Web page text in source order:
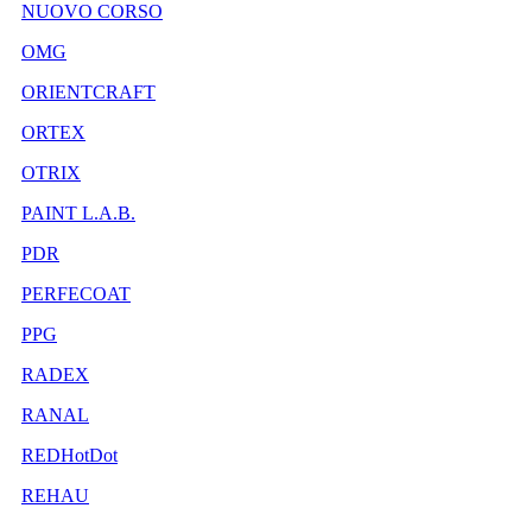
NUOVO CORSO
OMG
ORIENTCRAFT
ORTEX
OTRIX
PAINT L.A.B.
PDR
PERFECOAT
PPG
RADEX
RANAL
REDHotDot
REHAU